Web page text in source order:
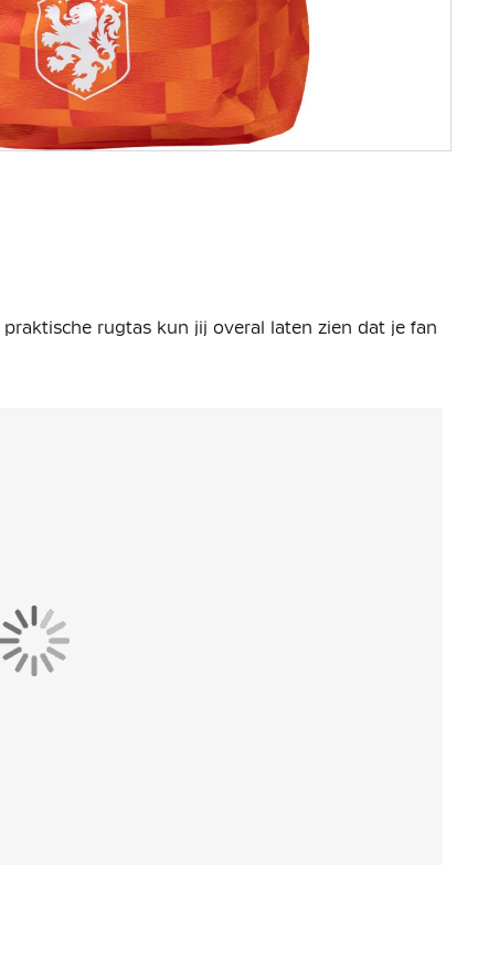
rugtas kun jij overal laten zien dat je fan